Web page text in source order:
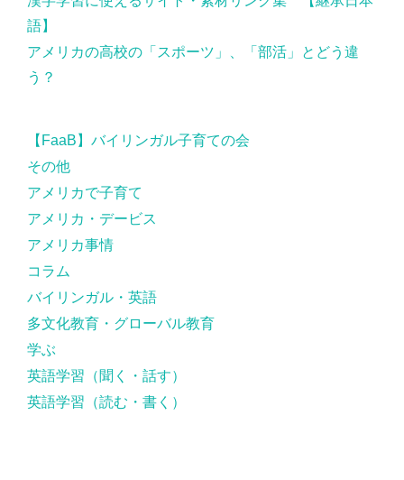
語】
アメリカの高校の「スポーツ」、「部活」とどう違
う？
【FaaB】バイリンガル子育ての会
その他
アメリカで子育て
アメリカ・デービス
アメリカ事情
コラム
バイリンガル・英語
多文化教育・グローバル教育
学ぶ
英語学習（聞く・話す）
英語学習（読む・書く）